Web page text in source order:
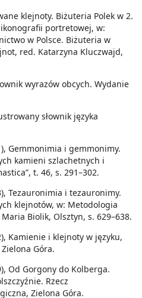
klejnoty. Biżuteria Polek w 2.
portretowej, w:
w Polsce. Biżuteria w
red. Katarzyna Kluczwajd,
wyrazów obcych. Wydanie
słownik języka
Gemmonimia i gemmonimy.
kamieni szlachetnych i
t. 46, s. 291–302.
Tezauronimia i tezauronimy.
klejnotów, w: Metodologia
Biolik, Olsztyn, s. 629–638.
Kamienie i klejnoty w języku,
Góra.
Od Gorgony do Kolberga.
Rzecz
Zielona Góra.